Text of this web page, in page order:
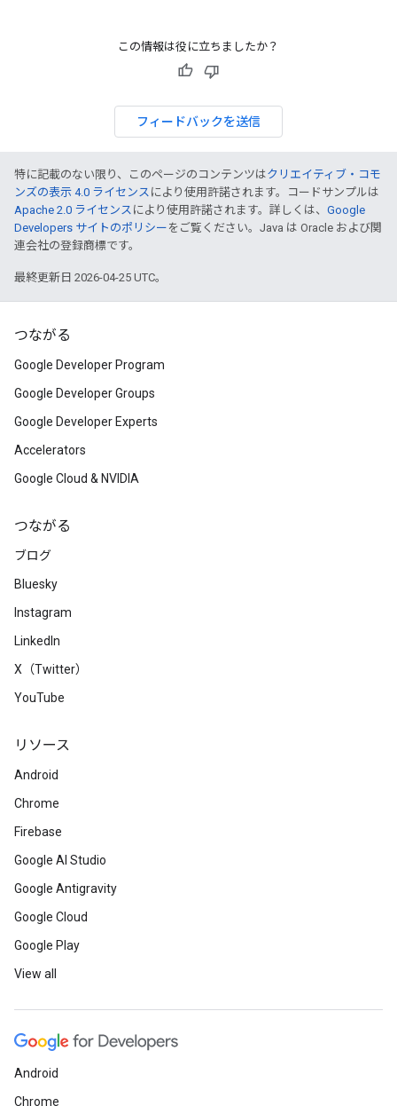
この情報は役に立ちましたか？
フィードバックを送信
特に記載のない限り、このページのコンテンツはクリエイティブ・コモ
ンズの表示 4.0 ライセンス により使用許諾されます。コードサンプルは
Apache 2.0 ライセンス により使用許諾されます。詳しくは、 Google
Developers サイトのポリシー をご覧ください。Java は Oracle および関
連会社の登録商標です。
最終更新日 2026-04-25 UTC。
つながる
Google Developer Program
Google Developer Groups
Google Developer Experts
Accelerators
Google Cloud & NVIDIA
つながる
ブログ
Bluesky
Instagram
LinkedIn
X（Twitter）
YouTube
リソース
Android
Chrome
Firebase
Google AI Studio
Google Antigravity
Google Cloud
Google Play
View all
Android
Chrome